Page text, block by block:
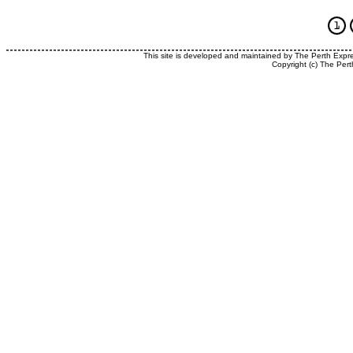
This site is developed and maintained by The Perth
Copyright (c) The